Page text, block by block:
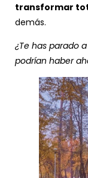
transformar
demás.
¿Te has parado
podrían haber